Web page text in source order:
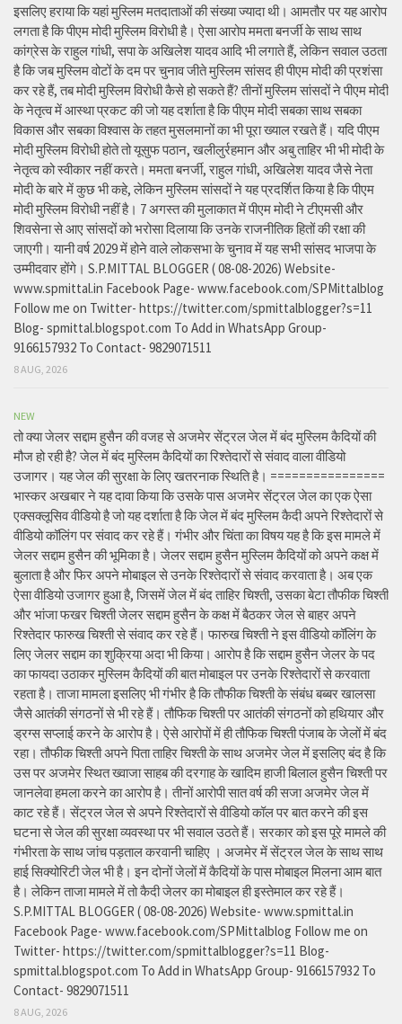
इसलिए हराया कि यहां मुस्लिम मतदाताओं की संख्या ज्यादा थी। आमतौर पर यह आरोप
लगता है कि पीएम मोदी मुस्लिम विरोधी है। ऐसा आरोप ममता बनर्जी के साथ साथ
कांग्रेस के राहुल गांधी, सपा के अखिलेश यादव आदि भी लगाते हैं, लेकिन सवाल उठता
है कि जब मुस्लिम वोटों के दम पर चुनाव जीते मुस्लिम सांसद ही पीएम मोदी की प्रशंसा
कर रहे हैं, तब मोदी मुस्लिम विरोधी कैसे हो सकते हैं? तीनों मुस्लिम सांसदों ने पीएम मोदी
के नेतृत्व में आस्था प्रकट की जो यह दर्शाता है कि पीएम मोदी सबका साथ सबका
विकास और सबका विश्वास के तहत मुसलमानों का भी पूरा ख्याल रखते हैं। यदि पीएम
मोदी मुस्लिम विरोधी होते तो यूसुफ पठान, खलीलुर्रहमान और अबु ताहिर भी भी मोदी के
नेतृत्व को स्वीकार नहीं करते। ममता बनर्जी, राहुल गांधी, अखिलेश यादव जैसे नेता
मोदी के बारे में कुछ भी कहे, लेकिन मुस्लिम सांसदों ने यह प्रदर्शित किया है कि पीएम
मोदी मुस्लिम विरोधी नहीं है। 7 अगस्त की मुलाकात में पीएम मोदी ने टीएमसी और
शिवसेना से आए सांसदों को भरोसा दिलाया कि उनके राजनीतिक हितों की रक्षा की
जाएगी। यानी वर्ष 2029 में होने वाले लोकसभा के चुनाव में यह सभी सांसद भाजपा के
उम्मीदवार होंगे। S.P.MITTAL BLOGGER ( 08-08-2026) Website-
www.spmittal.in Facebook Page- www.facebook.com/SPMittalblog
Follow me on Twitter- https://twitter.com/spmittalblogger?s=11
Blog- spmittal.blogspot.com To Add in WhatsApp Group-
9166157932 To Contact- 9829071511
8 AUG, 2026
NEW
तो क्या जेलर सद्दाम हुसैन की वजह से अजमेर सेंट्रल जेल में बंद मुस्लिम कैदियों की
मौज हो रही है? जेल में बंद मुस्लिम कैदियों का रिश्तेदारों से संवाद वाला वीडियो
उजागर। यह जेल की सुरक्षा के लिए खतरनाक स्थिति है। ================
भास्कर अखबार ने यह दावा किया कि उसके पास अजमेर सेंट्रल जेल का एक ऐसा
एक्सक्लूसिव वीडियो है जो यह दर्शाता है कि जेल में बंद मुस्लिम कैदी अपने रिश्तेदारों से
वीडियो कॉलिंग पर संवाद कर रहे हैं। गंभीर और चिंता का विषय यह है कि इस मामले में
जेलर सद्दाम हुसैन की भूमिका है। जेलर सद्दाम हुसैन मुस्लिम कैदियों को अपने कक्ष में
बुलाता है और फिर अपने मोबाइल से उनके रिश्तेदारों से संवाद करवाता है। अब एक
ऐसा वीडियो उजागर हुआ है, जिसमें जेल में बंद ताहिर चिश्ती, उसका बेटा तौफीक चिश्ती
और भांजा फखर चिश्ती जेलर सद्दाम हुसैन के कक्ष में बैठकर जेल से बाहर अपने
रिश्तेदार फारुख चिश्ती से संवाद कर रहे हैं। फारुख चिश्ती ने इस वीडियो कॉलिंग के
लिए जेलर सद्दाम का शुक्रिया अदा भी किया। आरोप है कि सद्दाम हुसैन जेलर के पद
का फायदा उठाकर मुस्लिम कैदियों की बात मोबाइल पर उनके रिश्तेदारों से करवाता
रहता है। ताजा मामला इसलिए भी गंभीर है कि तौफीक चिश्ती के संबंध बब्बर खालसा
जैसे आतंकी संगठनों से भी रहे हैं। तौफिक चिश्ती पर आतंकी संगठनों को हथियार और
ड्रग्स सप्लाई करने के आरोप है। ऐसे आरोपों में ही तौफिक चिश्ती पंजाब के जेलों में बंद
रहा। तौफीक चिश्ती अपने पिता ताहिर चिश्ती के साथ अजमेर जेल में इसलिए बंद है कि
उस पर अजमेर स्थित ख्वाजा साहब की दरगाह के खादिम हाजी बिलाल हुसैन चिश्ती पर
जानलेवा हमला करने का आरोप है। तीनों आरोपी सात वर्ष की सजा अजमेर जेल में
काट रहे हैं। सेंट्रल जेल से अपने रिश्तेदारों से वीडियो कॉल पर बात करने की इस
घटना से जेल की सुरक्षा व्यवस्था पर भी सवाल उठते हैं। सरकार को इस पूरे मामले की
गंभीरता के साथ जांच पड़ताल करवानी चाहिए । अजमेर में सेंट्रल जेल के साथ साथ
हाई सिक्योरिटी जेल भी है। इन दोनों जेलों में कैदियों के पास मोबाइल मिलना आम बात
है। लेकिन ताजा मामले में तो कैदी जेलर का मोबाइल ही इस्तेमाल कर रहे हैं।
S.P.MITTAL BLOGGER ( 08-08-2026) Website- www.spmittal.in
Facebook Page- www.facebook.com/SPMittalblog Follow me on
Twitter- https://twitter.com/spmittalblogger?s=11 Blog-
spmittal.blogspot.com To Add in WhatsApp Group- 9166157932 To
Contact- 9829071511
8 AUG, 2026